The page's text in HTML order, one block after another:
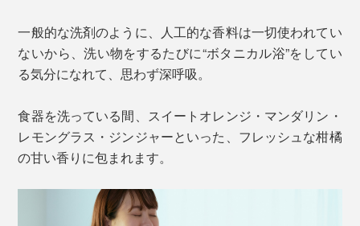
一般的な洗剤のように、人工的な香料は一切使われてい
ないから、洗い物をするたびに“ボタニカル浴”をしてい
る気分になれて、思わず深呼吸。
食器を洗っている間、スイートオレンジ・マンダリン・
レモングラス・ジンジャーといった、フレッシュな柑橘
の甘い香りに包まれます。